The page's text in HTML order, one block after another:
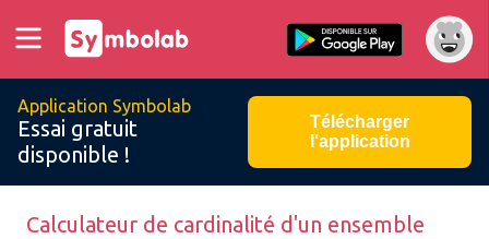
Application Symbolab
Essai gratuit
disponible !
Télécharger
l'application
Calculateur de cardinalité d'un ensemble